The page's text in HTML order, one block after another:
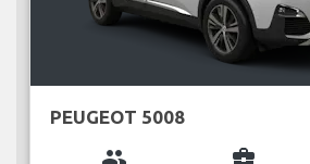
PEUGEOT 5008
group business_center